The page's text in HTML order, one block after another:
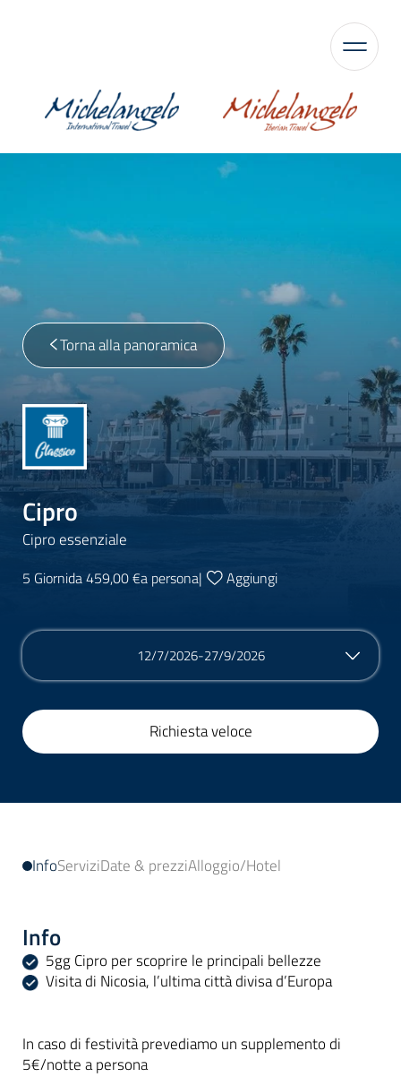
Torna alla panoramica
Cipro
Cipro essenziale
5 Giornida 459,00 €a persona| Aggiungi
12/7/2026-27/9/2026
Richiesta veloce
InfoServiziDate & prezziAlloggio/Hotel
Info
5gg Cipro per scoprire le principali bellezze
Visita di Nicosia, l’ultima città divisa d’Europa
In caso di festività prevediamo un supplemento di
5€/notte a persona